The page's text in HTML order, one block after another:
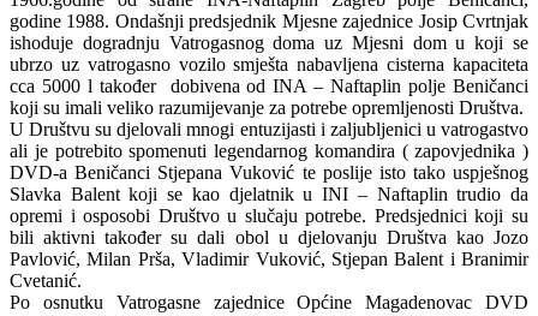
godine 1988. Ondašnji predsjednik Mjesne zajednice Josip Cvrtnjak
ishoduje dogradnju Vatrogasnog doma uz Mjesni dom u koji se
ubrzo uz vatrogasno vozilo smješta nabavljena cisterna kapaciteta
cca 5000 l također dobivena od INA – Naftaplin polje Beničanci
koji su imali veliko razumijevanje za potrebe opremljenosti Društva.
U Društvu su djelovali mnogi entuzijasti i zaljubljenici u vatrogastvo
ali je potrebito spomenuti legendarnog komandira ( zapovjednika )
DVD-a Beničanci Stjepana Vuković te poslije isto tako uspješnog
Slavka Balent koji se kao djelatnik u INI – Naftaplin trudio da
opremi i osposobi Društvo u slučaju potrebe. Predsjednici koji su
bili aktivni također su dali obol u djelovanju Društva kao Jozo
Pavlović, Milan Prša, Vladimir Vuković, Stjepan Balent i Branimir
Cvetanić.
Po osnutku Vatrogasne zajednice Općine Magadenovac DVD